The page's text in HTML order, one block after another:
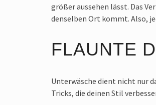
größer aussehen lässt. Das
denselben Ort kommt. Also,
FLAUNTE
Unterwäsche dient nicht nur
Tricks, die deinen Stil